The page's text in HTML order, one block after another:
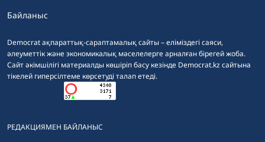
Democrat ақпараттық-сараптамалық сайты – еліміздегі саяси,
әлеуметтік және экономикалық мәселелерге арналған бірегей жоба.
Сайт әкімшілігі материалды көшіріп басу кезінде Democrat.kz сайтына
тікелей гиперсілтеме көрсетуді талап етеді.
Байланыс
РЕДАКЦИЯМЕН БАЙЛАНЫС